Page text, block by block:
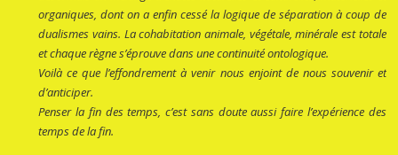
organiques, dont on a enfin cessé la logique de séparation à coup de
dualismes vains. La cohabitation animale, végétale, minérale est totale
et chaque règne s’éprouve dans une continuité ontologique.
Voilà ce que l’effondrement à venir nous enjoint de nous souvenir et
d’anticiper.
Penser la fin des temps, c’est sans doute aussi faire l’expérience des
temps de la fin.